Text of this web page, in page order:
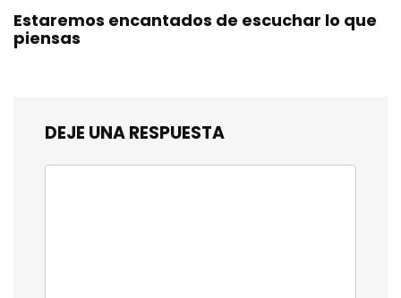
Estaremos encantados de escuchar lo que
piensas
DEJE UNA RESPUESTA